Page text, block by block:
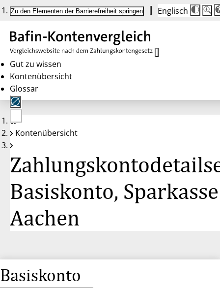
Zu den Elementen der Barrierefreiheit springen Englisch
Die
auf
100
100
Gut zu wissen
Kontenübersicht
Glossar
Keine
Konten
Kontenübersicht
Basiskonto, Sparkasse
Aachen
Basiskonto